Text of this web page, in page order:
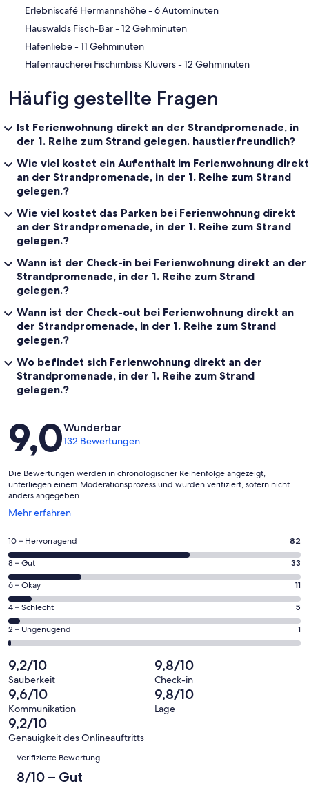
‪Erlebniscafé Hermannshöhe - ‬6 Autominuten
‪Hauswalds Fisch-Bar - ‬12 Gehminuten
‪Hafenliebe - ‬11 Gehminuten
‪Hafenräucherei Fischimbiss Klüvers - ‬12 Gehminuten
Häufig gestellte Fragen
Ist Ferienwohnung direkt an der Strandpromenade, in
der 1. Reihe zum Strand gelegen. haustierfreundlich?
Wie viel kostet ein Aufenthalt im Ferienwohnung direkt
an der Strandpromenade, in der 1. Reihe zum Strand
gelegen.?
Wie viel kostet das Parken bei Ferienwohnung direkt
an der Strandpromenade, in der 1. Reihe zum Strand
gelegen.?
Wann ist der Check-in bei Ferienwohnung direkt an der
Strandpromenade, in der 1. Reihe zum Strand
gelegen.?
Wann ist der Check-out bei Ferienwohnung direkt an
der Strandpromenade, in der 1. Reihe zum Strand
gelegen.?
Wo befindet sich Ferienwohnung direkt an der
Strandpromenade, in der 1. Reihe zum Strand
gelegen.?
Bewertungen
9,0Wunderbar
132 Bewertungen
Die Bewertungen werden in chronologischer Reihenfolge angezeigt,
unterliegen einem Moderationsprozess und wurden verifiziert, sofern nicht
anders angegeben.
Mehr erfahren
Wird
einem
neuen
Fenster
geöffnet
82
von
insgesamt
132
Gästebewertungen
haben
eine
Bewertung
von
10
-
Hervorragend
10 – Hervorragend 82
33
von
insgesamt
132
Gästebewertungen
haben
Bewertung
von
8
-
Gut
8 – Gut 33
11
von
insgesamt
132
Gästebewertungen
haben
eine
Bewertung
von
6
-
Okay
6 – Okay 11
5
von
insgesamt
Gästebewertungen
haben
eine
Bewertung
von
4
4 – Schlecht 5
1
von
insgesamt
132
Gästebewertungen
haben
eine
Bewertung
2 – Ungenügend 1
9,2/10
Sauberkeit
9,8/10
Check-in
9,6/10
Kommunikation
9,8/10
Lage
9,2/10
Genauigkeit des Onlineauftritts
Bewertungen
Verifizierte Bewertung
8/10 – Gut